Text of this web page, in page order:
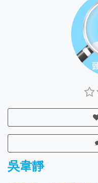
吳韋靜